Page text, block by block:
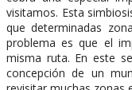
visitamos. Esta
que determinadas
problema es que el
misma ruta. En este
concepción de un